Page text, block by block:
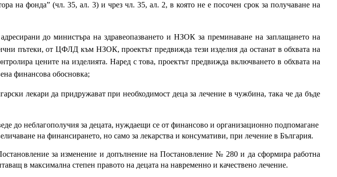
на фонда” (чл. 35, ал. 3) и чрез чл. 35, ал. 2, в която не е посочен срок за получаване на
до министъра на здравеопазването и НЗОК за преминаване на заплащането на
пътеки, от ЦФЛД към НЗОК, проектът предвижда тези изделия да останат в обхвата на
цените на изделията. Наред с това, проектът предвижда включването в обхвата на
финансова обосновка;
лекари да придружават при необходимост деца за лечение в чужбина, така че да бъде
до неблагополучия за децата, нуждаещи се от финансово и организационно подпомагане
на финансирането, но само за лекарства и консумативи, при лечение в България.
за изменение и допълнение на Постановление № 280 и да сформира работна
в максимална степен правото на децата на навременно и качествено лечение.